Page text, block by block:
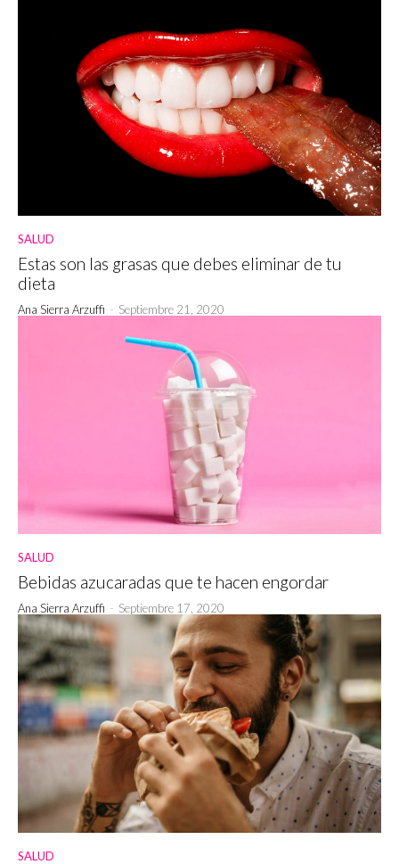
SALUD
Estas son las grasas que debes eliminar de tu
dieta
Ana Sierra Arzuffi - Septiembre 21, 2020
SALUD
Bebidas azucaradas que te hacen engordar
Ana Sierra Arzuffi - Septiembre 17, 2020
SALUD